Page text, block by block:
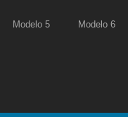
Modelo 5 Modelo 6